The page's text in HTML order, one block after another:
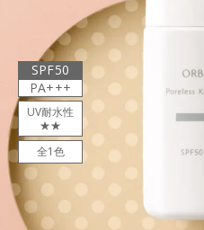
SPF50
PA+++
UV耐水性
★★
全1色